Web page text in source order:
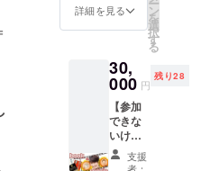
ます。
♡いつでも
ば〜んしあ
わせ♡
をお求
ト等の
ん。 ※
自由席
となり
ます。
※お席は
先着順
です。
※お申し
田佳世
からの
お礼動
日の収
録動画
（ディ
レク
ターズ
カット
として
お送り
詳細を見る ン
を
選
択
す
る
30,
000 円
残り28
【参加
できな
いけ
ど、礒
田佳世
支援